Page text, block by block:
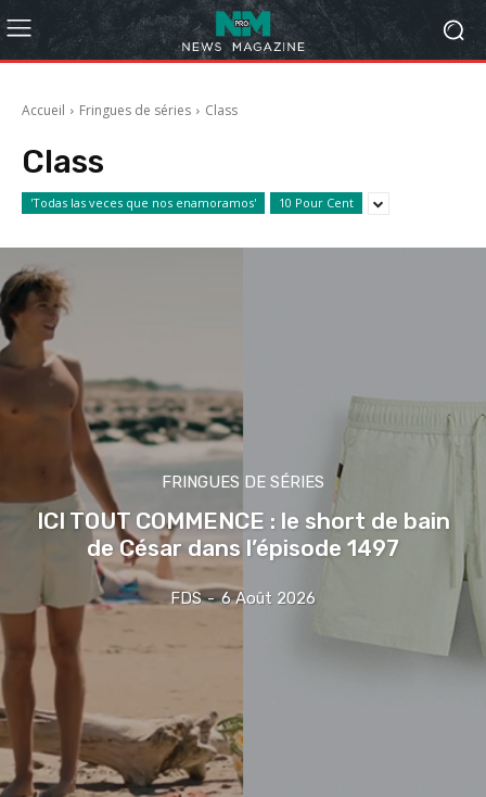
Accueil Fringues de séries Class
Class
'Todas las veces que nos enamoramos' 10 Pour Cent
FRINGUES DE SÉRIES
ICI TOUT COMMENCE : le short de bain
de César dans l’épisode 1497
FDS - 6 Août 2026